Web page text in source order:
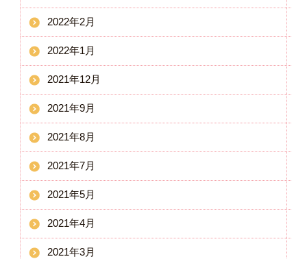
2022年2月
2022年1月
2021年12月
2021年9月
2021年8月
2021年7月
2021年5月
2021年4月
2021年3月